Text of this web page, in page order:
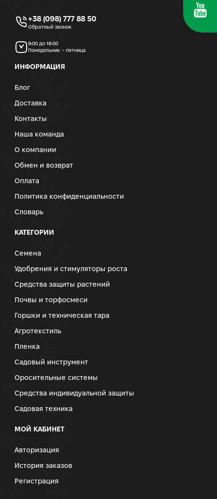
+38 (098) 777 88 50
Обратный звонок
9:00 до 18:00
Понедельник – пятница
ИНФОРМАЦИЯ
Блог
Доставка
Контакты
Наша команда
О компании
Обмен и возврат
Оплата
Политика конфиденциальности
Словарь
КАТЕГОРИИ
Семена
Удобрения и стимуляторы роста
Средства защиты растений
Почвы и торфосмеси
Горшки и техническая тара
Агротекстиль
Пленка
Садовый инструмент
Оросительные системы
Средства индивидуальной защиты
Садовая техника
МОЙ КАБИНЕТ
Авторизация
История заказов
Регистрация